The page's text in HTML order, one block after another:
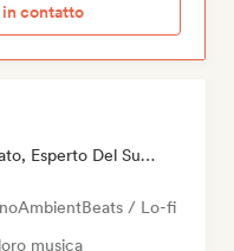
contatto
Etichetta, DJ Selezionato, Esperto Del Suono
AmbientBeats / Lo-fi
musica